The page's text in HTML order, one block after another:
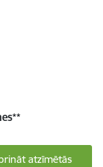
**
atzīmētās